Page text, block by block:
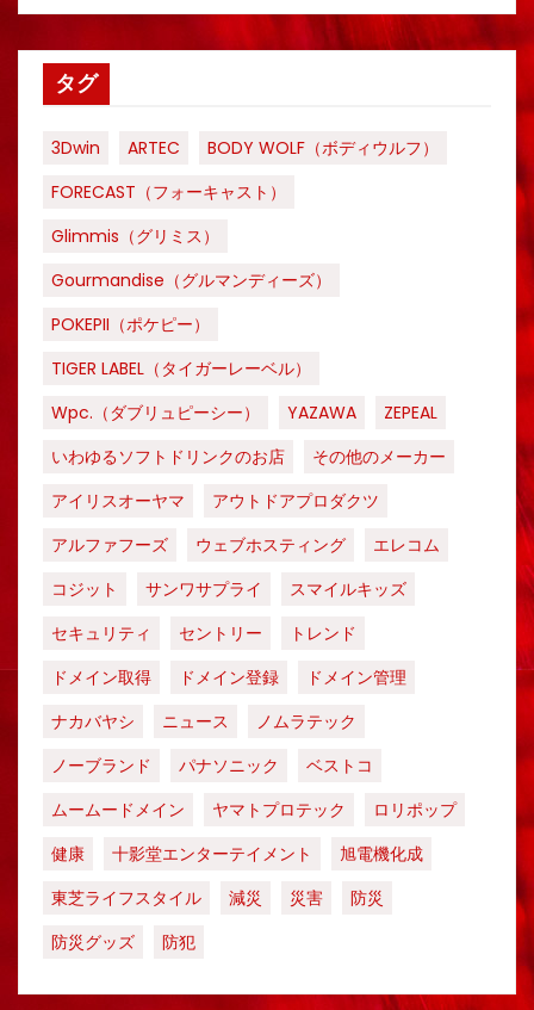
タグ
3Dwin ARTEC
BODY WOLF（ボディウルフ）
FORECAST（フォーキャスト）
Glimmis（グリミス）
Gourmandise（グルマンディーズ）
POKEPII（ポケピー）
TIGER LABEL（タイガーレーベル）
Wpc.（ダブリュピーシー）
YAZAWA
ZEPEAL
いわゆるソフトドリンクのお店
その他のメーカー
アイリスオーヤマ
アウトドアプロダクツ
アルファフーズ
ウェブホスティング
エレコム
コジット
サンワサプライ
スマイルキッズ
セキュリティ
セントリー
トレンド
ドメイン取得
ドメイン登録
ドメイン管理
ナカバヤシ
ニュース
ノムラテック
ノーブランド
パナソニック
ベストコ
ムームードメイン
ヤマトプロテック
ロリポップ
健康
十影堂エンターテイメント
旭電機化成
東芝ライフスタイル
減災 災害
防災
防災グッズ
防犯